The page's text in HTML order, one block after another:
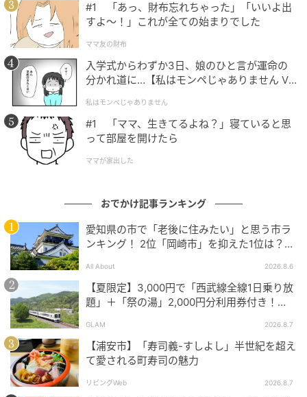
トーカンについて
トーカンは、東海地方を中心に、加工食品、要冷食
品、業務用食品の販売および農産加工品、惣菜の製造
を手がける食品卸売業。「食生活の創造カンパニー」
「スーパー・リージョナル・ホールセラー」を企業ビ
ジョンとして掲げている。
5年の構想を経て誕生する、国産農産物の魅力を名古屋
■ゆえん 住所：愛知県名古屋市中区錦三丁目25番1号
「HAERA」地下1階 アクセス：地下鉄東山線・名城線
「栄」駅直結 営業時間：10:00〜20:00
トーカン公式サイト：https://www.tokan-g.co.jp
(丸本チャ子)
#1 「あっ、財布忘れちゃった」「いいよ出
すよ〜！」これが全ての始まりでした
ママ友の財布
入学式からわずか3日、娘のひと言が運命の
分かれ道に…【私はモンペじゃありません Vo
私はモンペじゃありません
#1 「ママ、生きてるよね？」寝ていると思
って部屋を開けたら
ママが家出した
おでかけ記事ランキング
愛知県の市で「老後に住みたい」と思う市ラ
ンキング！ 2位「岡崎市」を抑えた1位は？
All About 2026.8.6
【夏限定】3,000円で「西武線全線1日乗り放
題」＋「祭の湯」2,000円分利用券付き！
光
GLAM 2026.8.7
【浦安市】「寿司義-すしよし」半世紀を超え
て愛される町寿司の魅力
リビングWeb 2026.8.7